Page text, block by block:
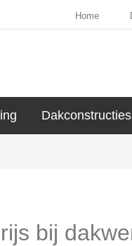
Home
Dakconstructies
bij